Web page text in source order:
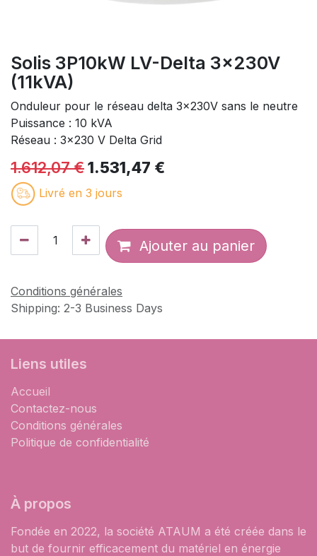
Solis 3P10kW LV-Delta 3x230V
(11kVA)
Onduleur pour le réseau delta 3x230V sans le neutre
Puissance : 10 kVA
Réseau : 3x230 V Delta Grid
1.612,07€1.531,47 €
Livré en 3 jours
Ajouter au panier
Conditions générales
Shipping: 2-3 Business Days
Liens utiles
Accueil
Contactez-nous
Conditions générales
Politique de confidentialité
À propos
Fondée en 2022, la société ATAUM a été créée dans le
but de fournir efficacement du matériel en énergie